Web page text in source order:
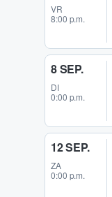
VR
8:00 p.m.
8 SEP.
DI
0:00 p.m.
12 SEP.
ZA
0:00 p.m.